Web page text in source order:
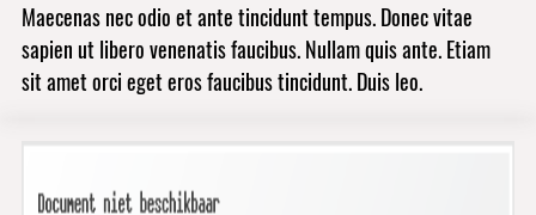
Maecenas nec odio et ante tincidunt tempus. Donec vitae
sapien ut libero venenatis faucibus. Nullam quis ante. Etiam
sit amet orci eget eros faucibus tincidunt. Duis leo.